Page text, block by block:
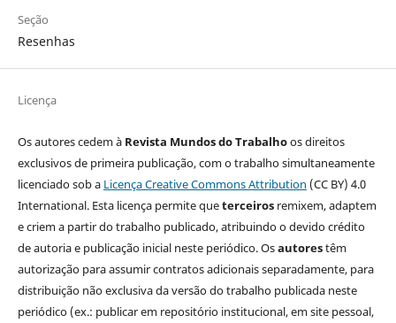
Seção
Resenhas
Licença
Os autores cedem à Revista Mundos do Trabalhoos direitos
exclusivos de primeira publicação, com o trabalho simultaneamente
licenciado sob a Licença Creative Commons Attribution (CC BY) 4.0
International. Esta licença permite queterceirosremixem, adaptem
e criem a partir do trabalho publicado, atribuindo o devido crédito
de autoria e publicação inicial neste periódico. Osautorestêm
autorização para assumir contratos adicionais separadamente, para
distribuição não exclusiva da versão do trabalho publicada neste
periódico (ex.: publicar em repositório institucional, em site pessoal,